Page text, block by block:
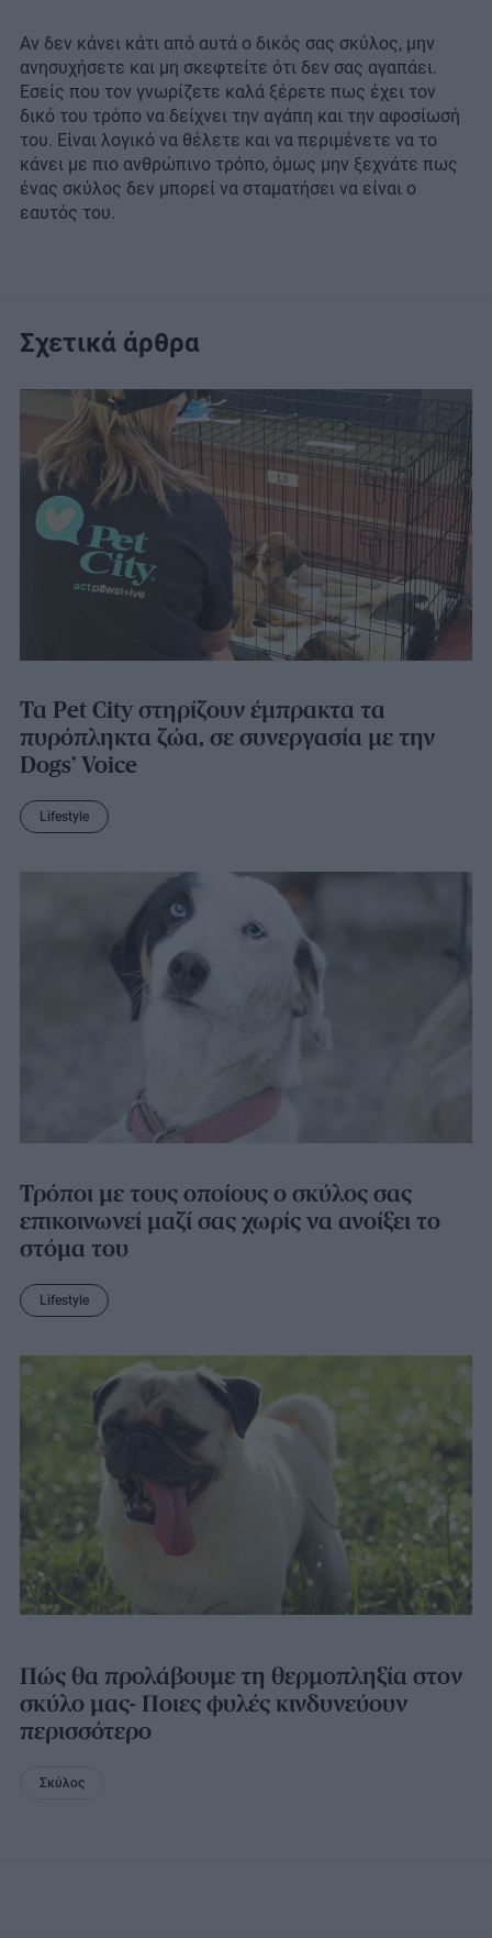
Αν δεν κάνει κάτι από αυτά ο δικός σας σκύλος, μην
ανησυχήσετε και μη σκεφτείτε ότι δεν σας αγαπάει.
Εσείς που τον γνωρίζετε καλά ξέρετε πως έχει τον
δικό του τρόπο να δείχνει την αγάπη και την αφοσίωσή
του. Είναι λογικό να θέλετε και να περιμένετε να το
κάνει με πιο ανθρώπινο τρόπο, όμως μην ξεχνάτε πως
ένας σκύλος δεν μπορεί να σταματήσει να είναι ο
εαυτός του.
Σχετικά άρθρα
Τα Pet City στηρίζουν έμπρακτα τα
πυρόπληκτα ζώα, σε συνεργασία με την
Dogs’ Voice
Lifestyle
Τρόποι με τους οποίους ο σκύλος σας
επικοινωνεί μαζί σας χωρίς να ανοίξει το
στόμα του
Lifestyle
Πώς θα προλάβουμε τη θερμοπληξία στον
σκύλο μας- Ποιες φυλές κινδυνεύουν
περισσότερο
Σκύλος